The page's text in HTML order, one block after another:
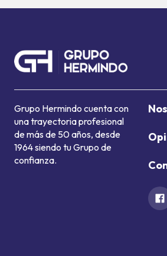
Grupo Hermindo cuenta con
una trayectoria profesional
de más de 50 años, desde
1964 siendo tu Grupo de
confianza.